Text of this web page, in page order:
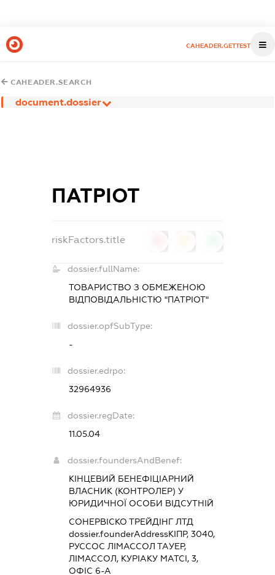
CAHEADER.GETTEST
CAHEADER.SEARCH
document.dossier
ПАТРІОТ
riskFactors.title
dossier.fullName:
ТОВАРИСТВО З ОБМЕЖЕНОЮ
ВІДПОВІДАЛЬНІСТЮ "ПАТРІОТ"
dossier.opfSubType:
-
dossier.edrpo:
32964936
dossier.regDate:
11.05.04
dossier.foundersAndBenef:
КІНЦЕВИЙ БЕНЕФІЦІАРНИЙ
ВЛАСНИК (КОНТРОЛЕР) У
ЮРИДИЧНОЇ ОСОБИ ВІДСУТНІЙ
СОНЕРВІСКО ТРЕЙДІНГ ЛТД
dossier.founderAddressКІПР, 3040,
РУССОС ЛІМАССОЛ ТАУЕР,
ЛІМАССОЛ, КУРІАКУ МАТСІ, 3,
ОФІС 6-А